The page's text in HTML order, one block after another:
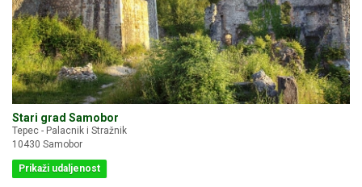
Stari grad Samobor
Tepec - Palacnik i Stražnik
10430 Samobor
Prikaži udaljenost